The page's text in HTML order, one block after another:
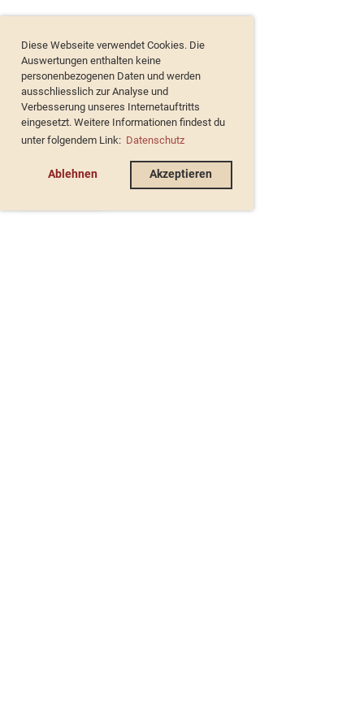
Diese Webseite verwendet Cookies. Die
Auswertungen enthalten keine
personenbezogenen Daten und werden
ausschliesslich zur Analyse und
Verbesserung unseres Internetauftritts
eingesetzt. Weitere Informationen findest du
unter folgendem Link: Datenschutz
Ablehnen Akzeptieren
de